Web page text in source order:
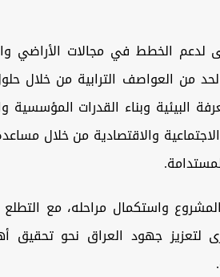
الخطط في مجالات الأراضي
من العواصف الترابية من خلال
البيئية وبناء القدرات المؤسسية
والاقتصادية من خلال
واستكمال مراحله، مع
لتعزيز جهود العراق نحو تحقيق